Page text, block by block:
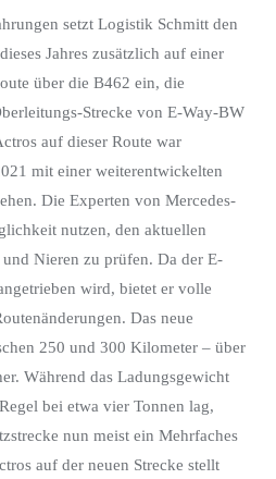
setzt Logistik Schmitt den
Jahres zusätzlich auf einer
über die B462 ein, die
Strecke von E-Way-BW
auf dieser Route war
mit einer weiterentwickelten
Die Experten von Mercedes-
nutzen, den aktuellen
Nieren zu prüfen. Da der E-
wird, bietet er volle
Das neue
250 und 300 Kilometer – über
Während das Ladungsgewicht
bei etwa vier Tonnen lag,
nun meist ein Mehrfaches
auf der neuen Strecke stellt